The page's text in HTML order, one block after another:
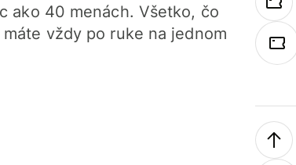
ako 40 menách. Všetko, čo
vždy po ruke na jednom